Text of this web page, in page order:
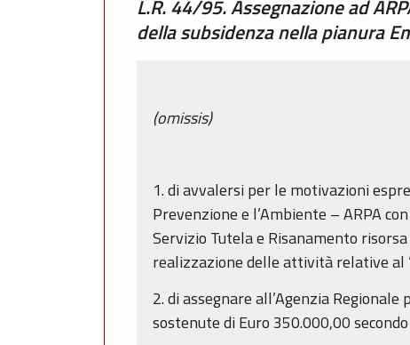
L.R. 44/95. Assegnazione ad
della subsidenza nella pianura
(omissis)
1. di avvalersi per le motivazioni
Prevenzione e l’Ambiente – ARPA
Servizio Tutela e Risanamento
realizzazione delle attività relative al
2. di assegnare all’Agenzia
sostenute di Euro 350.000,00